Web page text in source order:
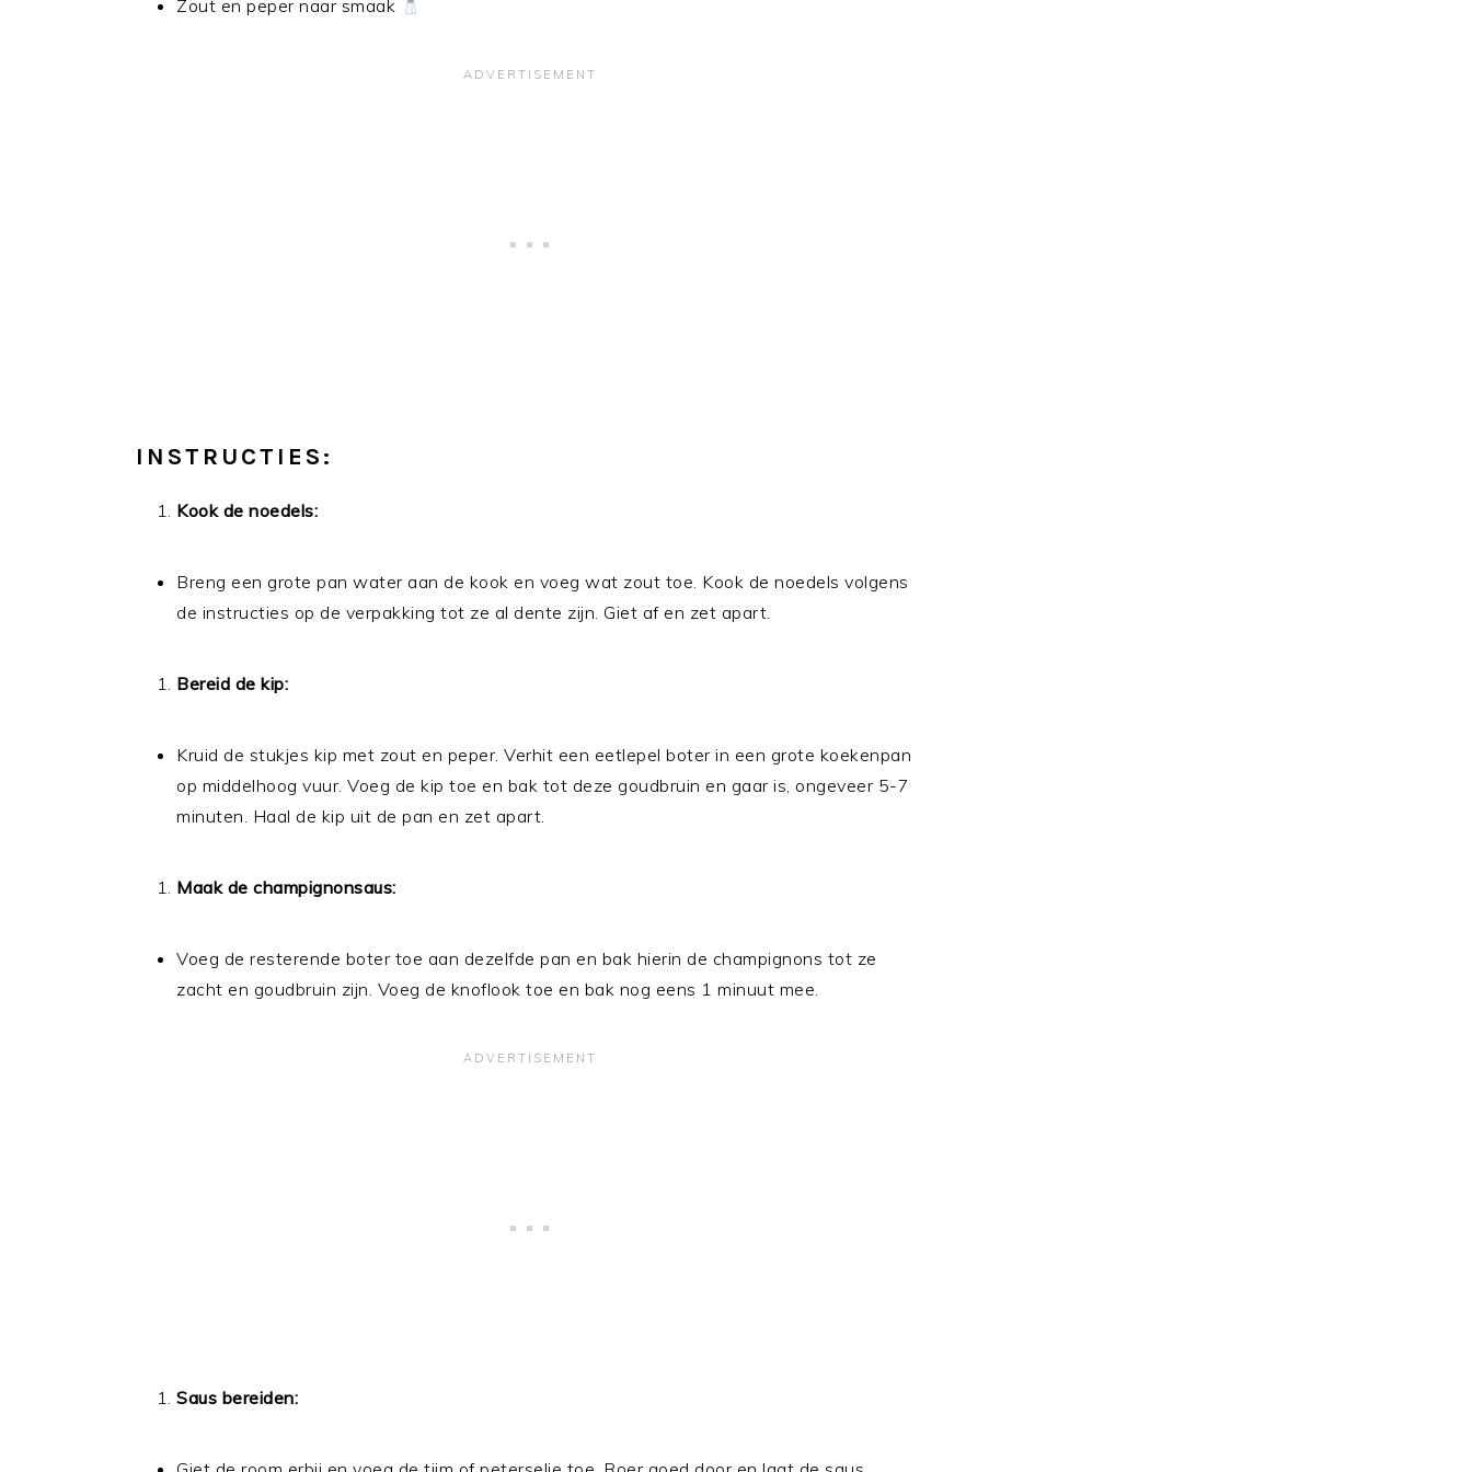
Zout en peper naar smaak
INSTRUCTIES:
Kook de noedels:
Breng een grote pan water aan de kook en voeg wat zout toe. Kook de noedels volgens
de instructies op de verpakking tot ze al dente zijn. Giet af en zet apart.
Bereid de kip:
Kruid de stukjes kip met zout en peper. Verhit een eetlepel boter in een grote koekenpan
op middelhoog vuur. Voeg de kip toe en bak tot deze goudbruin en gaar is, ongeveer 5-7
minuten. Haal de kip uit de pan en zet apart.
Maak de champignonsaus:
Voeg de resterende boter toe aan dezelfde pan en bak hierin de champignons tot ze
zacht en goudbruin zijn. Voeg de knoflook toe en bak nog eens 1 minuut mee.
Saus bereiden: